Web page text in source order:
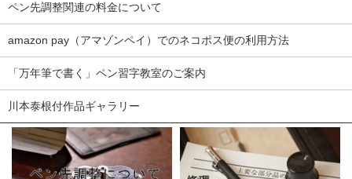
ペン先調整関連の料金について
amazon pay（アマゾンペイ）でのネコポス便の利用方法
「万年筆で書く」ペン習字教室のご案内
川本泰根付作品ギャラリー